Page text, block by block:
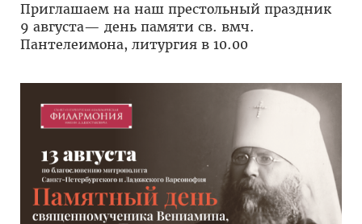
Приглашаем на наш престольный праздник
9 августа— день памяти св. вмч.
Пантелеимона, литургия в 10.00